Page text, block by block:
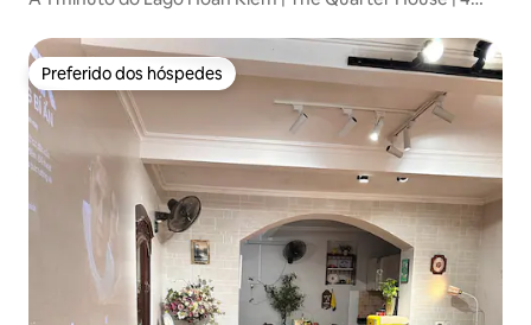
Preferido dos hóspedes
Preferido dos hóspedes